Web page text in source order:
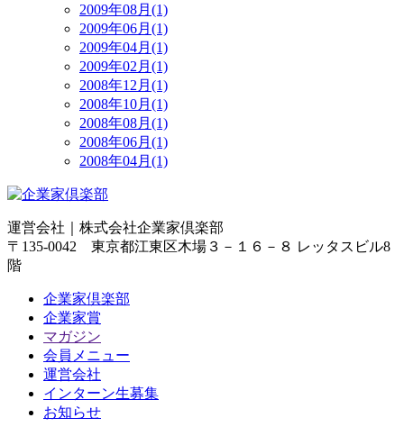
2009年08月(1)
2009年06月(1)
2009年04月(1)
2009年02月(1)
2008年12月(1)
2008年10月(1)
2008年08月(1)
2008年06月(1)
2008年04月(1)
運営会社｜ 株式会社企業家倶楽部
〒135-0042 東京都江東区木場３－１６－８ レッタスビル8
階
企業家倶楽部
企業家賞
マガジン
会員メニュー
運営会社
インターン生募集
お知らせ